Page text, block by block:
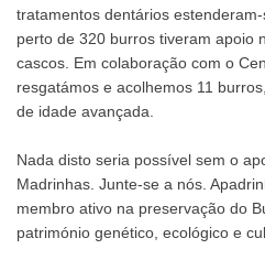
tratamentos dentários
perto de 320 burros tiveram apoio
cascos. Em colaboração com o
resgatámos e acolhemos 11
de idade avançada.
Nada disto seria possível sem o
Madrinhas. Junte-se a nós.
membro ativo na preservação do
património genético, ecológico e